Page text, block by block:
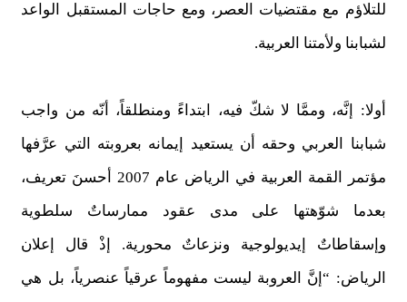
للتلاؤم مع مقتضيات العصر، ومع حاجات المستقبل الواعد
لشبابنا ولأمتنا العربية.
أولا: إنَّه، وممَّا لا شكّ فيه، ابتداءً ومنطلقاً، أنّه من واجب
شبابنا العربي وحقه أن يستعيد إيمانه بعروبته التي عرَّفها
مؤتمر القمة العربية في الرياض عام 2007 أحسنَ تعريف،
بعدما شوّهتها على مدى عقود ممارساتٌ سلطوية
وإسقاطاتٌ إيديولوجية ونزعاتٌ محورية. إذْ قال إعلان
الرياض: “إنَّ العروبة ليست مفهوماً عرقياً عنصرياً، بل هي